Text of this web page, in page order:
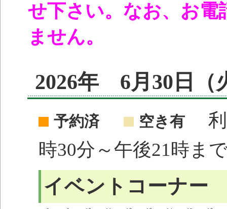
せ下さい。なお、お電
ません。
2026年 6月30日（
予約済 空き有
利
時30分～午後21時ま
イベントコーナー